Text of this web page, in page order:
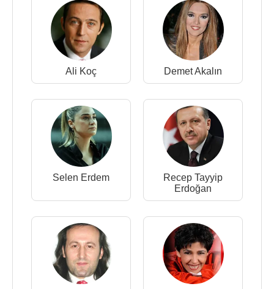
Ali Koç Demet Akalın
Selen Erdem
Recep Tayyip
Erdoğan